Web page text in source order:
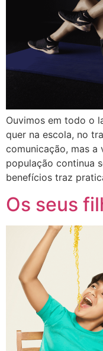
Ouvimos em todo o
quer na escola, no
comunicação, mas a
população continua
benefícios traz
Os seus